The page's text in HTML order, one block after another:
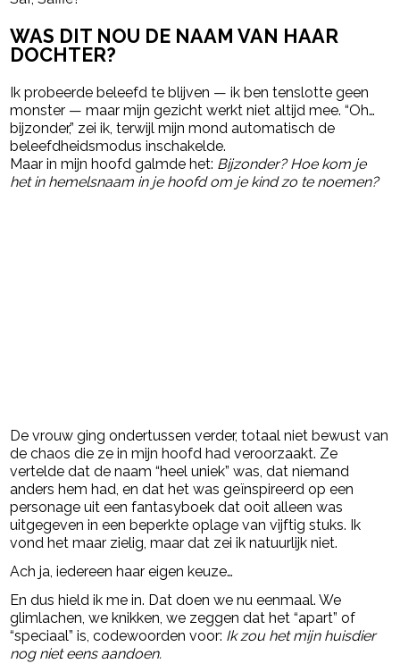
WAS DIT NOU DE NAAM VAN HAAR
DOCHTER?
Ik probeerde beleefd te blijven — ik ben tenslotte geen
monster — maar mijn gezicht werkt niet altijd mee. “Oh…
bijzonder,” zei ik, terwijl mijn mond automatisch de
beleefdheidsmodus inschakelde.
Maar in mijn hoofd galmde het: Bijzonder? Hoe kom je
het in hemelsnaam in je hoofd om je kind zo te noemen?
De vrouw ging ondertussen verder, totaal niet bewust van
de chaos die ze in mijn hoofd had veroorzaakt. Ze
vertelde dat de naam “heel uniek” was, dat niemand
anders hem had, en dat het was geïnspireerd op een
personage uit een fantasyboek dat ooit alleen was
uitgegeven in een beperkte oplage van vijftig stuks. Ik
vond het maar zielig, maar dat zei ik natuurlijk niet.
Ach ja, iedereen haar eigen keuze…
En dus hield ik me in. Dat doen we nu eenmaal. We
glimlachen, we knikken, we zeggen dat het “apart” of
“speciaal” is, codewoorden voor: Ik zou het mijn huisdier
nog niet eens aandoen.